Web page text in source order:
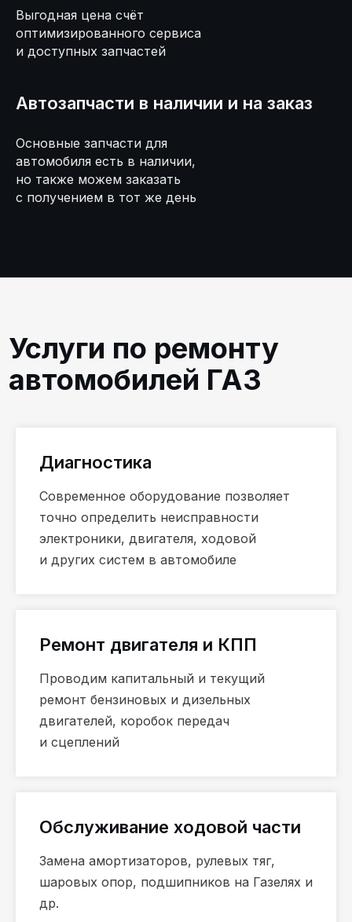
Выгодная цена счёт
оптимизированного сервиса
и доступных запчастей
Автозапчасти в наличии и на заказ
Основные запчасти для
автомобиля есть в наличии,
но также можем заказать
с получением в тот же день
Диагностика
Современное оборудование позволяет
точно определить неисправности
электроники, двигателя, ходовой
и других систем в автомобиле
Ремонт двигателя и КПП
Проводим капитальный и текущий
ремонт бензиновых и дизельных
двигателей, коробок передач
и сцеплений
Обслуживание ходовой части
Замена амортизаторов, рулевых тяг,
шаровых опор, подшипников на Газелях и
др.